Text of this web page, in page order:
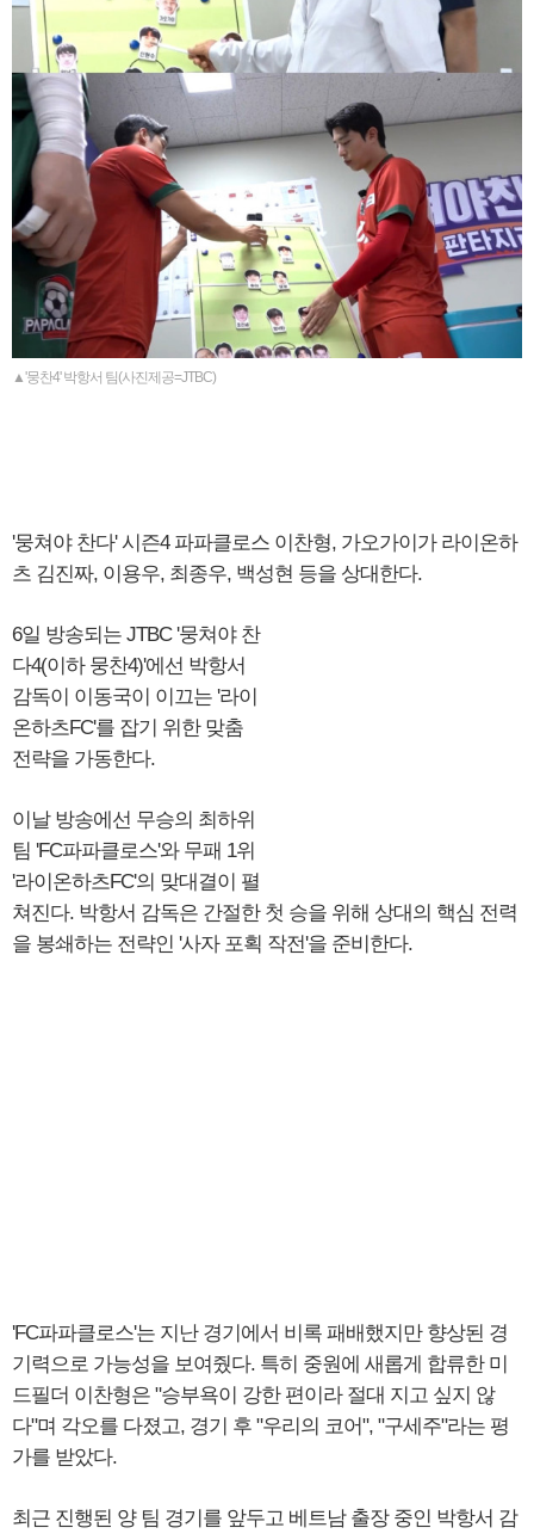
▲'뭉찬4' 박항서 팀(사진제공=JTBC)
'뭉쳐야 찬다' 시즌4 파파클로스 이찬형, 가오가이가 라이온하
츠 김진짜, 이용우, 최종우, 백성현 등을 상대한다.
6일 방송되는 JTBC '뭉쳐야 찬
다4(이하 뭉찬4)'에선 박항서
감독이 이동국이 이끄는 '라이
온하츠FC'를 잡기 위한 맞춤
전략을 가동한다.
이날 방송에선 무승의 최하위
팀 'FC파파클로스'와 무패 1위
'라이온하츠FC'의 맞대결이 펼
쳐진다. 박항서 감독은 간절한 첫 승을 위해 상대의 핵심 전력
을 봉쇄하는 전략인 '사자 포획 작전'을 준비한다.
'FC파파클로스'는 지난 경기에서 비록 패배했지만 향상된 경
기력으로 가능성을 보여줬다. 특히 중원에 새롭게 합류한 미
드필더 이찬형은 "승부욕이 강한 편이라 절대 지고 싶지 않
다"며 각오를 다졌고, 경기 후 "우리의 코어", "구세주"라는 평
가를 받았다.
최근 진행된 양 팀 경기를 앞두고 베트남 출장 중인 박항서 감